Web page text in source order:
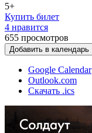
5+
Купить билет
4 нравится
655 просмотров
Добавить в календарь
Google Calendar
Outlook.com
Скачать .ics